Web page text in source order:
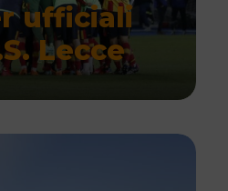
ufficiali
Lecce